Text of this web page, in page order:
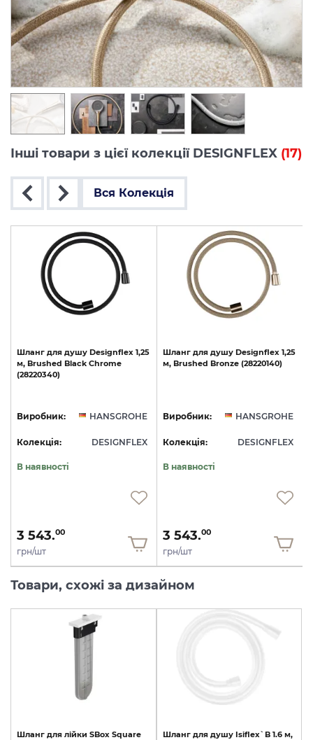
Інші товари з цієї колекції DESIGNFLEX (17)
Вся Колекція
Шланг для душу Designflex 1,25
м, Brushed Black Chrome
(28220340)
Виробник: HANSGROHE
Колекція: DESIGNFLEX
В наявності
3 543.00
грн/шт
Шланг для душу Designflex 1,25
м, Brushed Bronze (28220140)
Виробник: HANSGROHE
Колекція: DESIGNFLEX
В наявності
3 543.00
грн/шт
Товари, схожі за дизайном
Шланг для лійки SBox Square
Шланг для душу Isiflex`B 1.6 м,